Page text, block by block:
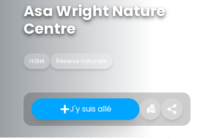
Asa Wright Nature
Centre
Hôtel Réserve naturelle
J'y suis allé